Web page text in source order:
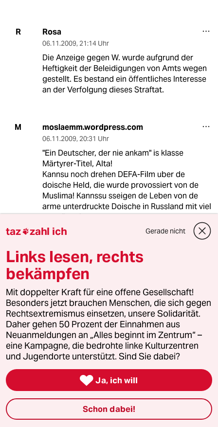
R Rosa
06.11.2009, 21:14 Uhr
Die Anzeige gegen W. wurde aufgrund der
Heftigkeit der Beleidigungen von Amts wegen
gestellt. Es bestand ein öffentliches Interesse
an der Verfolgung dieses Straftat.
M moslaemm.wordpress.com
06.11.2009, 20:31 Uhr
"Ein Deutscher, der nie ankam" is klasse
Märtyrer-Titel, Alta!
Kannsu noch drehen DEFA-Film uber de
doische Held, die wurde provossiert von de
Muslima! Kannssu sseigen de Leben von de
arme unterdruckte Doische in Russland mit viel
Verständnis.
R rb_
06.11.2009 18:58 Uhr
Sehr traurig das alles .Traurig, dass genau die
Leute, die hier eigenlich ständig gefordert
werden, nämlich bildungswillige Einwanderer,
so enden.
Traurig , nicht mitleidsbedürftig !, auch Alex W.
selber.
Das es solche Menschen gibt. Gibt mir sehr zu
denken. Warum sich solche Menschen dahin
meistkommentiert
taz zahl ich Gerade nicht
Links lesen, rechts
bekämpfen
Mit doppelter Kraft für eine offene Gesellschaft!
Besonders jetzt brauchen Menschen, die sich gegen
Rechtsextremismus einsetzen, unsere Solidarität.
Daher gehen 50 Prozent der Einnahmen aus
Neuanmeldungen an „Alles beginnt im Zentrum“ –
eine Kampagne, die bedrohte linke Kulturzentren
und Jugendorte unterstützt. Sind Sie dabei?
 Ja, ich will
Schon dabei!